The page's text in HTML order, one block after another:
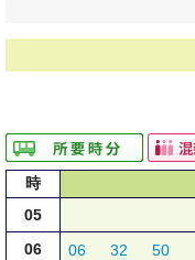
時
05
06
06 32 50